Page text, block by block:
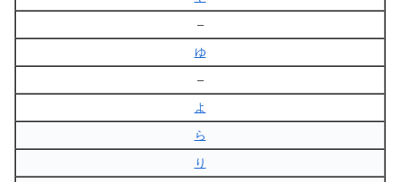
–
ゆ
–
よ
ら
り